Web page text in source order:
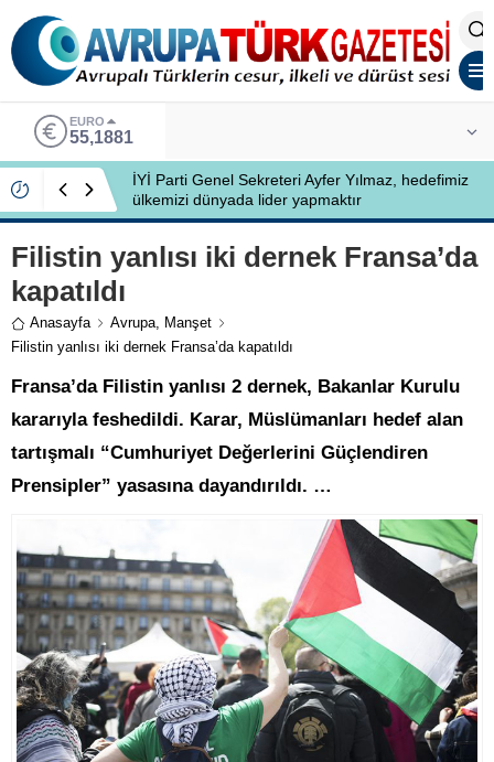
EURO
55,1881
İYİ Parti Genel Sekreteri Ayfer Yılmaz, hedefimiz
ülkemizi dünyada lider yapmaktır
Filistin yanlısı iki dernek Fransa’da
kapatıldı
Anasayfa Avrupa, Manşet
Filistin yanlısı iki dernek Fransa’da kapatıldı
Fransa’da Filistin yanlısı 2 dernek, Bakanlar Kurulu
kararıyla feshedildi. Karar, Müslümanları hedef alan
tartışmalı “Cumhuriyet Değerlerini Güçlendiren
Prensipler” yasasına dayandırıldı. …